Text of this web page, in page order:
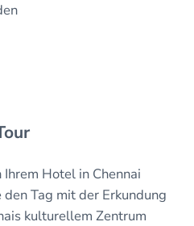
Hotel in Chennai
Tag mit der Erkundung
kulturellem Zentrum